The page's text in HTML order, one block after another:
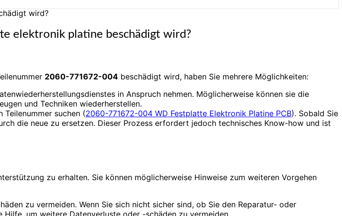
wird?
elektronik platine beschädigt wird?
2060-771672-004 beschädigt wird, haben Sie mehrere Möglichkeiten:
in Anspruch nehmen. Möglicherweise können sie die
und Techniken wiederherstellen.
suchen (2060-771672-004 WD Festplatte Elektronik Platine PCB). Sobald Sie
die neue zu ersetzen. Dieser Prozess erfordert jedoch technisches Know-how und ist
zu erhalten. Sie können möglicherweise Hinweise zum weiteren Vorgehen
zu vermeiden. Wenn Sie sich nicht sicher sind, ob Sie den Reparatur- oder
um weitere Datenverluste oder -schäden zu vermeiden.